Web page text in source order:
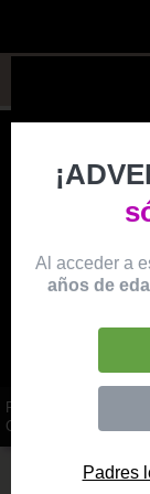
Al acceder a
años de
Padres
ROMPIENDOLE EL
COLETAS